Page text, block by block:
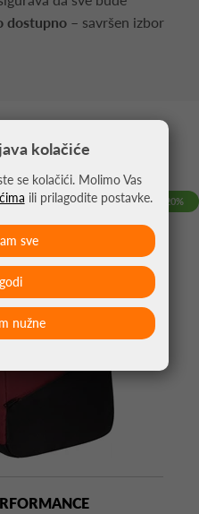
dostupno – savršen izbor
ZANIMA
-20%
kolačiće
se kolačići. Molimo Vas
ili prilagodite postavke.
nužne
sve